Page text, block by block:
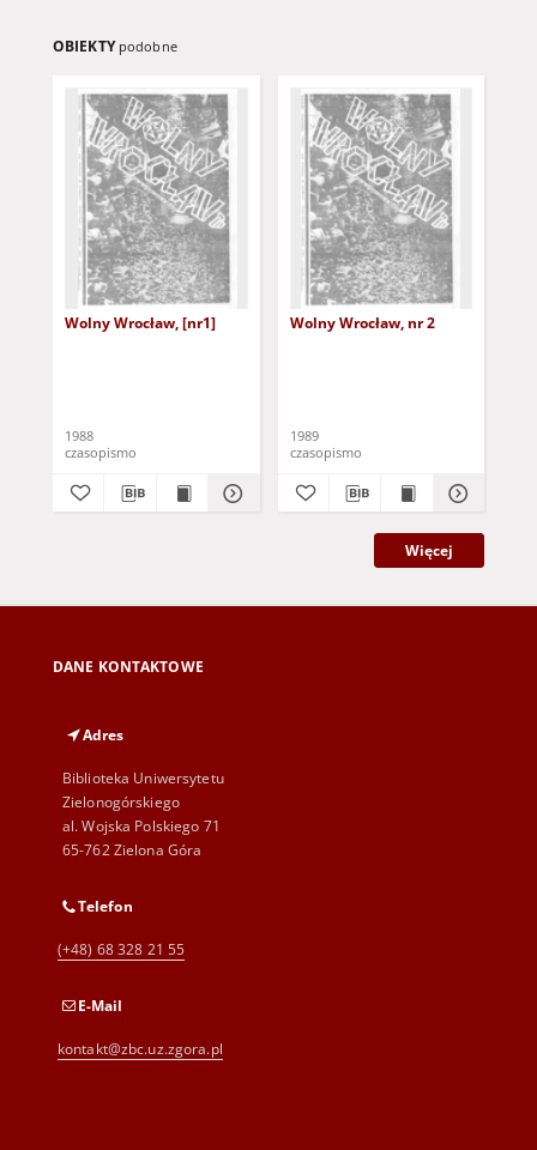
OBIEKTY podobne
Wolny Wrocław, [nr1]
1988
czasopismo
Wolny Wrocław, nr 2
1989
czasopismo
Więcej
DANE KONTAKTOWE
Adres
Biblioteka Uniwersytetu
Zielonogórskiego
al. Wojska Polskiego 71
65-762 Zielona Góra
Telefon
(+48) 68 328 21 55
E-Mail
kontakt@zbc.uz.zgora.pl